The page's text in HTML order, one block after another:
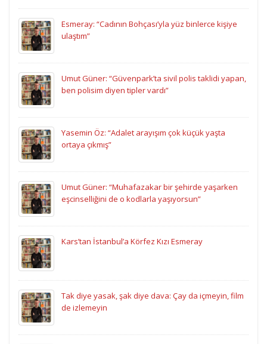
Esmeray: “Cadının Bohçası’yla yüz binlerce kişiye
ulaştım”
Umut Güner: “Güvenpark’ta sivil polis taklidi yapan,
ben polisim diyen tipler vardı”
Yasemin Öz: “Adalet arayışım çok küçük yaşta
ortaya çıkmış”
Umut Güner: “Muhafazakar bir şehirde yaşarken
eşcinselliğini de o kodlarla yaşıyorsun”
Kars’tan İstanbul’a Körfez Kızı Esmeray
Tak diye yasak, şak diye dava: Çay da içmeyin, film
de izlemeyin